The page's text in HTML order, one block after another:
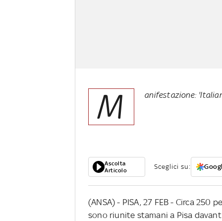
M anifestazione:
Ascolta
Articolo
Sceglici su:
(ANSA) - PISA, 27 FEB - Circa
sono riunite stamani a Pisa